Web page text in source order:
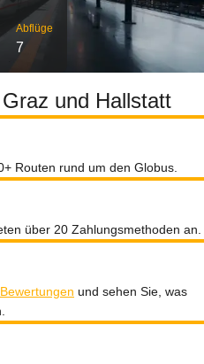
Abflüge
7
und Hallstatt
Routen rund um den Globus.
über 20 Zahlungsmethoden an.
und sehen Sie, was